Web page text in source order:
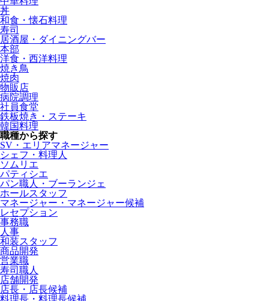
丼
和食・懐石料理
寿司
居酒屋・ダイニングバー
本部
洋食・西洋料理
焼き鳥
焼肉
物販店
病院調理
社員食堂
鉄板焼き・ステーキ
韓国料理
職種から探す
SV・エリアマネージャー
シェフ・料理人
ソムリエ
パティシエ
パン職人・ブーランジェ
ホールスタッフ
マネージャー・マネージャー候補
レセプション
事務職
人事
和装スタッフ
商品開発
営業職
寿司職人
店舗開発
店長・店長候補
料理長・料理長候補